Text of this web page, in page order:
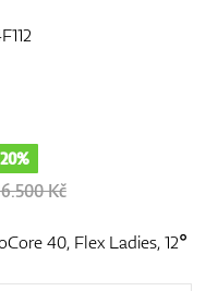
Kč
40, Flex Ladies, 12°